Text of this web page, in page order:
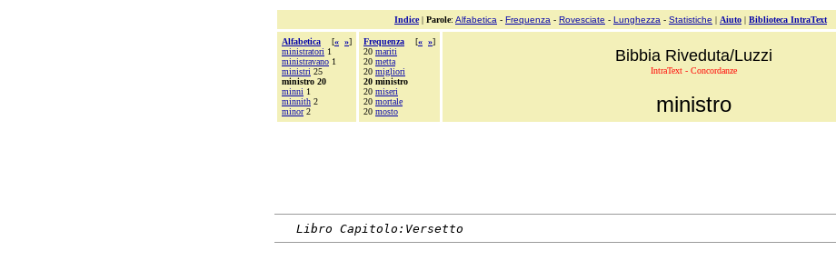
Indice| Parole: Alfabetica - Frequenza - Rovesciate - Lunghezza - Statistiche | Aiuto | Biblioteca IntraText
Alfabetica [« »]
ministratori 1
ministravano 1
ministri 25
ministro 20
minni 1
minnith 2
minor2
Frequenza [« »]
20 mariti
20 metta
20 migliori
20 ministro
20 miseri
20 mortale
20 mosto
Bibbia Riveduta/Luzzi
IntraText - Concordanze
ministro
Libro Capitolo:Versetto